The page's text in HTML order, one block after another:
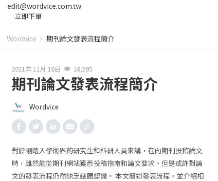
edit@wordvice.com.tw
立即下單
Wordvice 期刊論文發表流程簡介
2021年 11月 16日 18,595
期刊論文發表流程簡介
Wordvice
對於剛踏入學術界的研究生和科研人員來講，在向期刊投稿論文
時，雖然能從期刊網站獲悉投稿指南和論文要求，但是或許對論
文的發表流程仍然缺乏總體認識。 本文簡述發表流程，並介紹相